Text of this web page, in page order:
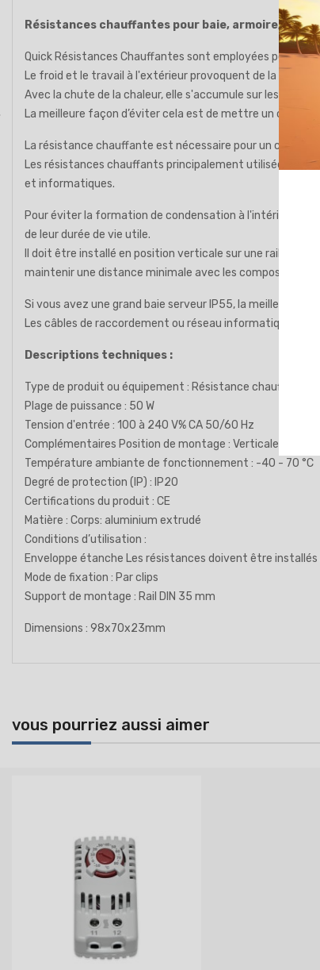
Résistances chauffantes pour baie, armoire,
Quick Résistances Chauffantes sont employées pour
Le froid et le travail à l'extérieur provoquent de la
Avec la chute de la chaleur, elle s'accumule sur les
La meilleure façon d’éviter cela est de mettre un
La résistance chauffante est nécessaire pour un
Les résistances chauffants principalement utilisées
et informatiques.
Pour éviter la formation de condensation à l'intérieur
de leur durée de vie utile.
Il doit être installé en position verticale sur une rails
maintenir une distance minimale avec les composants
Si vous avez une grand baie serveur IP55, la meilleure
Les câbles de raccordement ou réseau informatique ne
Descriptions techniques :
Type de produit ou équipement : Résistance chauffante
Plage de puissance : 50 W
Tension d'entrée : 100 à 240 V% CA 50/60 Hz
Complémentaires Position de montage : Verticale
Température ambiante de fonctionnement : -40 - 70 °C
Degré de protection (IP) : IP20
Certifications du produit : CE
Matière : Corps: aluminium extrudé
Conditions d’utilisation :
Enveloppe étanche Les résistances doivent être
Mode de fixation : Par clips
Support de montage : Rail DIN 35 mm
Dimensions : 98x70x23mm
vous pourriez aussi aimer